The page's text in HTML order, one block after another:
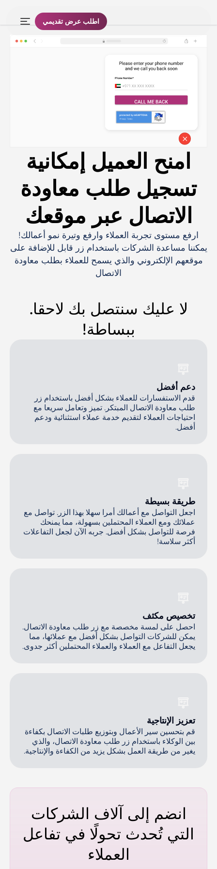
اطلب عرض تقديمي
امنح العميل إمكانية
تسجيل طلب معاودة
الاتصال عبر موقعك
ارفع مستوى تجربة العملاء وارفع وتيرة نمو أعمالك!
يمكننا مساعدة الشركات باستخدام زر قابل للإضافة على
موقعهم الإلكتروني والذي يسمح للعملاء بطلب معاودة
الاتصال
لا عليك سنتصل بك لاحقا.
ببساطة!
دعم أفضل
قدم الاستفسارات للعملاء بشكل أفضل باستخدام زر
طلب معاودة الاتصال المبتكر. تميز وتعامل سريعا مع
احتياجات العملاء لتقديم خدمة عملاء استثنائية ودعم
أفضل.
طريقة بسيطة
اجعل التواصل مع أعمالك أمرا سهلا بهذا الزر. تواصل مع
عملائك ومع العملاء المحتملين بسهولة، مما يمنحك
فرصة للتواصل بشكل أفضل. جربه الآن لجعل التفاعلات
أكثر سلاسة!
تخصيص مكثف
احصل على لمسة مخصصة مع زر طلب معاودة الاتصال.
يمكن للشركات التواصل بشكل أفضل مع عملائها، مما
يجعل التفاعل مع العملاء والعملاء المحتملين أكثر جدوى.
تعزيز الإنتاجية
قم بتحسين سير الأعمال وبتوزيع طلبات الاتصال بكفاءة
بين الوكلاء باستخدام زر طلب معاودة الاتصال، والذي
يغير من طريقة العمل بشكل يزيد من الكفاءة والإنتاجية.
انضم إلى آلاف الشركات
التي تُحدث تحولًا في تفاعل
العملاء